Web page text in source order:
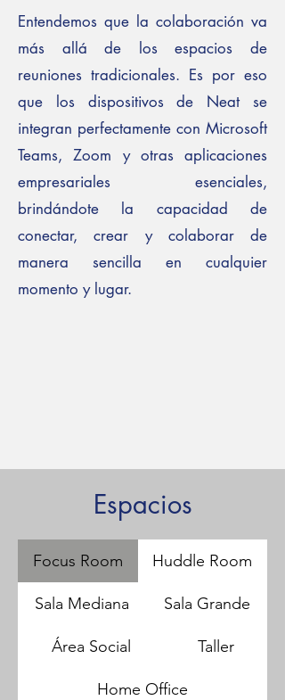
Entendemos que la colaboración va
más allá de los espacios de
reuniones tradicionales. Es por eso
que los dispositivos de Neat se
integran perfectamente con Microsoft
Teams, Zoom y otras aplicaciones
empresariales esenciales,
brindándote la capacidad de
conectar, crear y colaborar de
manera sencilla en cualquier
momento y lugar.
Espacios
Focus Room Huddle Room
Sala Mediana Sala Grande
Área Social Taller
Home Office